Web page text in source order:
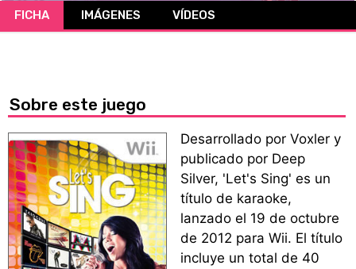
FICHA IMÁGENES VÍDEOS
Sobre este juego
Desarrollado por Voxler y
publicado por Deep
Silver, 'Let's Sing' es un
título de karaoke,
lanzado el 19 de octubre
de 2012 para Wii. El título
incluye un total de 40